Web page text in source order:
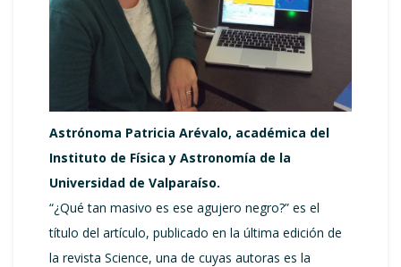
Astrónoma Patricia Arévalo, académica del
Instituto de Física y Astronomía de la
Universidad de Valparaíso.
“¿Qué tan masivo es ese agujero negro?” es el
título del artículo, publicado en la última edición de
la revista Science, una de cuyas autoras es la